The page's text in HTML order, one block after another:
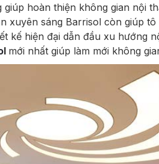
hoàn thiện không gian nội
xuyên sáng Barrisol còn giúp
kế hiện đại dẫn đầu xu hướng
l mới nhất giúp làm mới không